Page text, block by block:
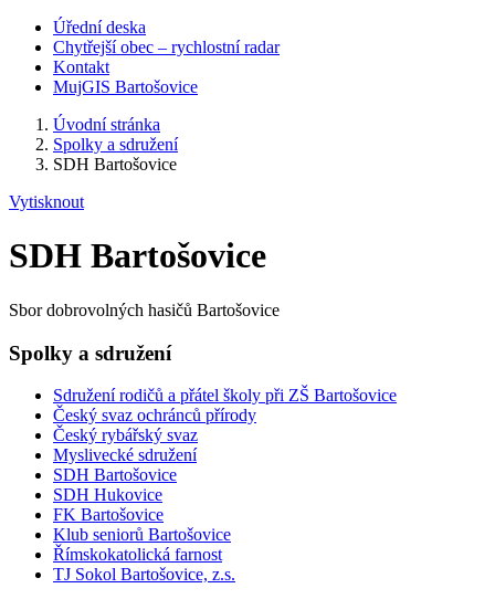
Úřední deska
Chytřejší obec – rychlostní radar
Kontakt
MujGIS Bartošovice
Úvodní stránka
Spolky a sdružení
SDH Bartošovice
Vytisknout
SDH Bartošovice
Sbor dobrovolných hasičů Bartošovice
Spolky a sdružení
Sdružení rodičů a přátel školy při ZŠ Bartošovice
Český svaz ochránců přírody
Český rybářský svaz
Myslivecké sdružení
SDH Bartošovice
SDH Hukovice
FK Bartošovice
Klub seniorů Bartošovice
Římskokatolická farnost
TJ Sokol Bartošovice, z.s.